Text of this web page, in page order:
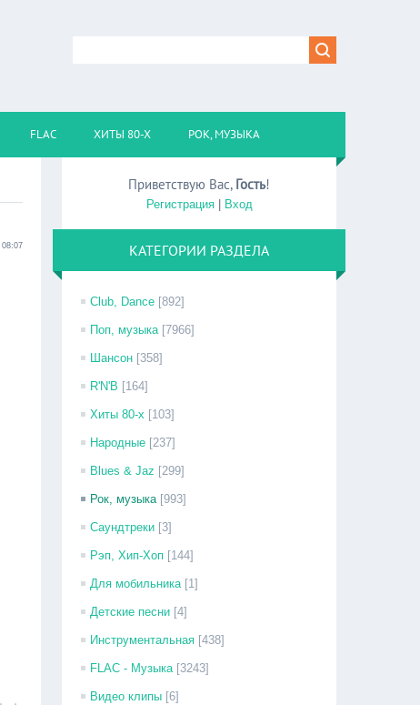
FLAC ХИТЫ 80-Х РОК, МУЗЫКА
08:07
Приветствую Вас, Гость!
Регистрация| Вход
КАТЕГОРИИ РАЗДЕЛА
Club, Dance [892]
Поп, музыка [7966]
Шансон [358]
R'N'B [164]
Хиты 80-х [103]
Народные [237]
Blues & Jaz [299]
Рок, музыка [993]
Саундтреки [3]
Рэп, Хип-Хоп [144]
Для мобильника [1]
Детские песни [4]
Инструментальная [438]
FLAC - Музыка [3243]
Видео клипы [6]